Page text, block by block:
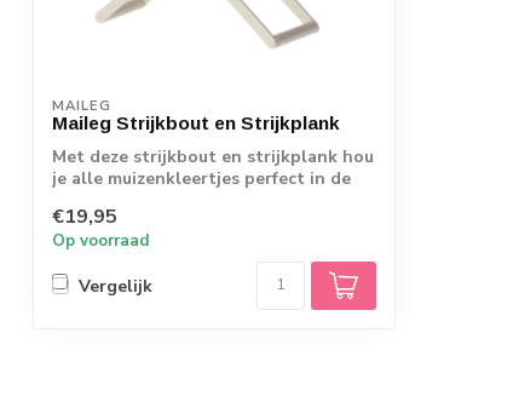
MAILEG
Maileg Strijkbout en Strijkplank
Met deze strijkbout en strijkplank hou
je alle muizenkleertjes perfect in de
€19,95
Op voorraad
Vergelijk